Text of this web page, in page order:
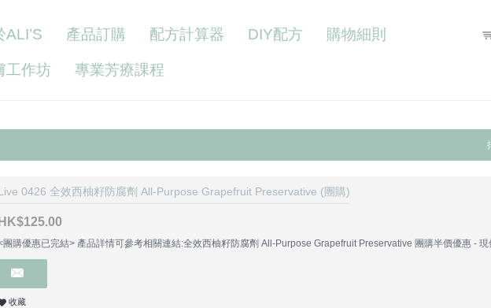
ALI’S 產品訂購 配方計算器 DIY配方 購物細則
工作坊 專業芳療課程
0426 全效西柚籽防腐劑 All-Purpose Grapefruit Preservative (團購)
團購優惠已完結> 產品詳情可參考相關連結:全效西柚籽防腐劑 All-Purpose Grapefruit Preservative 團購半價優惠 -
收藏